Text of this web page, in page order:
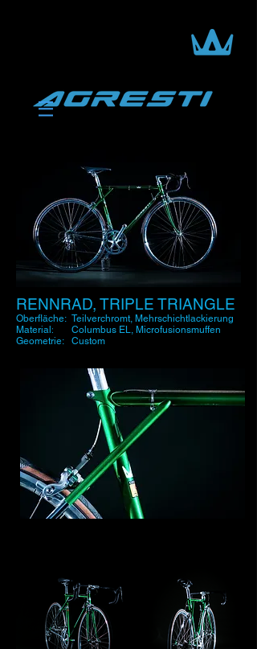
RENNRAD, TRIPLE TRIANGLE
Oberfläche:
Material :
Geometrie:
Teilverchromt, Mehrschichtlackierung
Columbus EL, Microfusionsmuffen
Custom